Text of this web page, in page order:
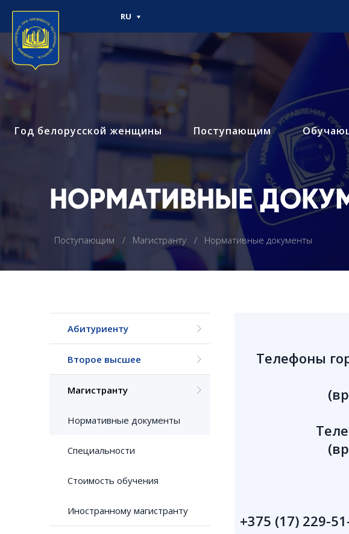
Год белорусской женщины Поступающим
RU
НОРМАТИВНЫЕ
Поступающим Магистранту Нормативные документы
Абитуриенту
Второе высшее
Магистранту
Нормативные документы
Специальности
Стоимость обучения
Иностранному магистранту
Телефоны
+375 (17) 229-